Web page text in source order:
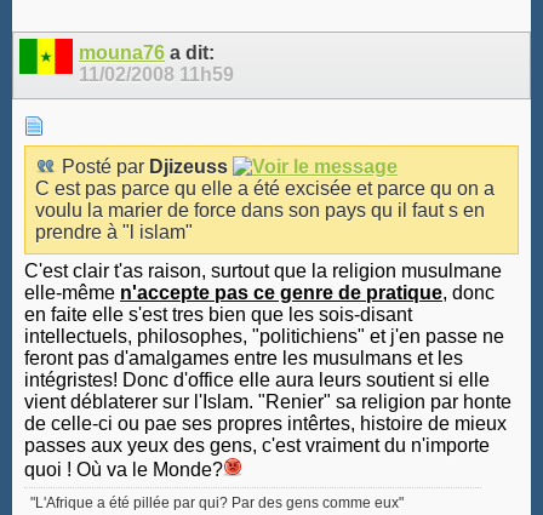
mouna76 a dit:
11/02/2008 11h59
Posté par Djizeuss
C est pas parce qu elle a été excisée et parce qu on a
voulu la marier de force dans son pays qu il faut s en
prendre à "l islam"
C'est clair t'as raison, surtout que la religion musulmane
elle-même n'accepte pas ce genre de pratique, donc
en faite elle s'est tres bien que les sois-disant
intellectuels, philosophes, "politichiens" et j'en passe ne
feront pas d'amalgames entre les musulmans et les
intégristes! Donc d'office elle aura leurs soutient si elle
vient déblaterer sur l'Islam. "Renier" sa religion par honte
de celle-ci ou pae ses propres intêrtes, histoire de mieux
passes aux yeux des gens, c'est vraiment du n'importe
quoi ! Où va le Monde?
"L'Afrique a été pillée par qui? Par des gens comme eux"